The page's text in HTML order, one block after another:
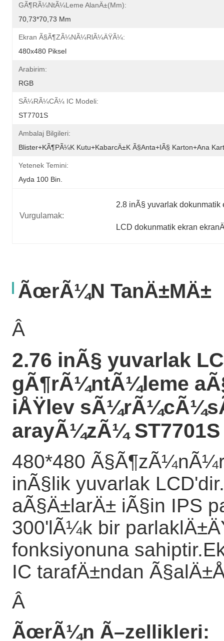
GÃ¶rÃ¼ntÃ¼leme AlanÄ±(mm):
70,73*70,73 Mm
Ekran Ã§Ã¶zÃ¼nÃ¼rlÃ¼ÄŸÃ¼:
480x480 Piksel
Arabirim:
RGB
SÃ¼rÃ¼cÃ¼ IC Modeli:
ST7701S
Ambalaj Bilgileri:
Blister+kÃ¶pÃ¼k Kutu+kabarcÄ±k Ã§anta+iÃ§ Karton+ana
Yetenek Temini:
Ayda 100 Bin.
Vurgulamak:
2.8 inÃ§ yuvarlak dokunmatik
LCD dokunmatik ekran
ÃœrÃ¼n TanÄ±mÄ±
Â
2.76 inÃ§ yuvarlak
gÃ¶rÃ¼ntÃ¼leme
iÅŸlev
arayÃ¼zÃ¼ ST7701S
480*480
inÃ§lik yuvarlak
aÃ§Ä±larÄ± iÃ§in IPS
300'lÃ¼k bir
fonksiyonuna
IC tarafÄ±ndan
Â
ÃœrÃ¼n Ã–zellikleri: